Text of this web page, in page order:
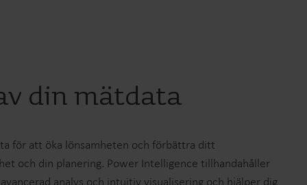
din mätdata
för att öka lönsamheten och förbättra ditt
och din planering. Power Intelligence tillhandahåller
analys och intuitiv visualisering och hjälper dig